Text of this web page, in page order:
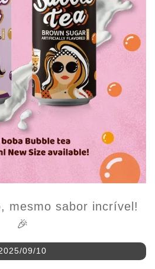
mesmo sabor incrível!
2025/09/10